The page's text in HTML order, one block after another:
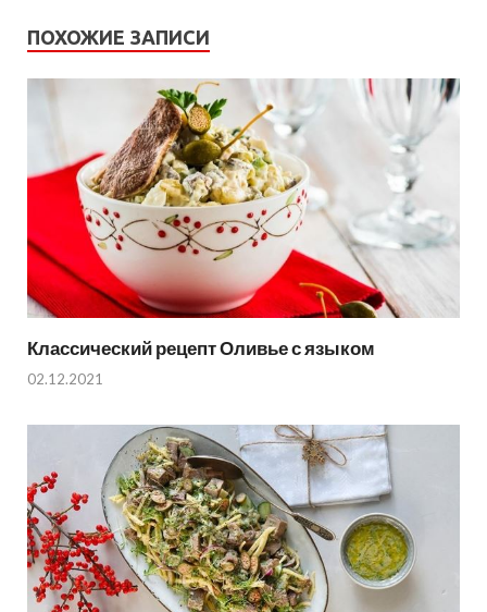
ПОХОЖИЕ ЗАПИСИ
Классический рецепт Оливье с языком
02.12.2021